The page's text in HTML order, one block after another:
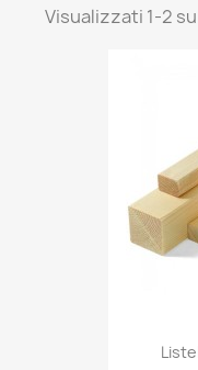
Visualizzati 1-2